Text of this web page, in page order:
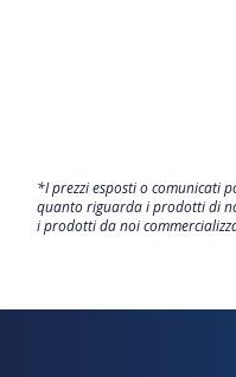
*I prezzi esposti o comunicati
quanto riguarda i prodotti di
i prodotti da noi